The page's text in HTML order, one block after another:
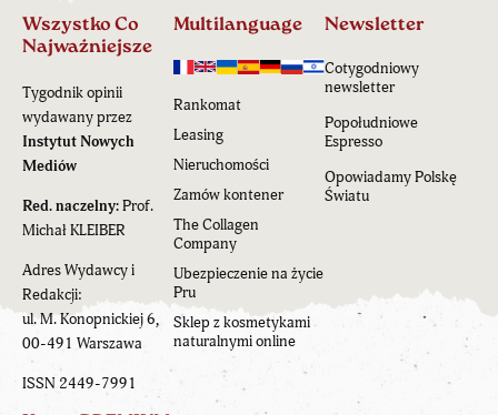
Wszystko Co
Najważniejsze
Tygodnik opinii
wydawany przez
Instytut Nowych
Mediów
Red. naczelny:Prof.
Michał KLEIBER
Adres Wydawcy i
Redakcji:
ul. M. Konopnickiej 6,
00-491 Warszawa
ISSN 2449-7991
Multilanguage
Rankomat
Leasing
Nieruchomości
Zamów kontener
The Collagen
Company
Ubezpieczenie na życie
Pru
Sklep z kosmetykami
naturalnymi online
Newsletter
Cotygodniowy
newsletter
Popołudniowe
Espresso
Opowiadamy Polskę
Światu